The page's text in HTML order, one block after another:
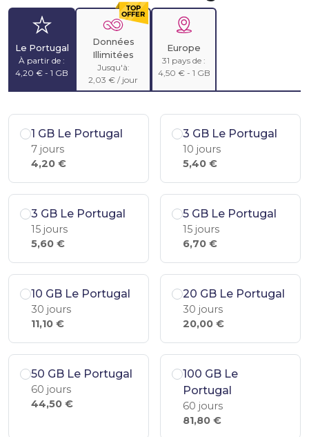
Le Portugal
À partir de :
4,20 € - 1 GB
Données
Illimitées
Jusqu'à:
2,03 € / jour
Europe
31 pays de :
4,50 € - 1 GB
1 GB Le Portugal
7 jours
4,20 €
3 GB Le Portugal
10 jours
5,40 €
3 GB Le Portugal
15 jours
5,60 €
5 GB Le Portugal
15 jours
6,70 €
10 GB Le Portugal
30 jours
11,10 €
20 GB Le Portugal
30 jours
20,00 €
50 GB Le Portugal
60 jours
44,50 €
100 GB Le
Portugal
60 jours
81,80 €